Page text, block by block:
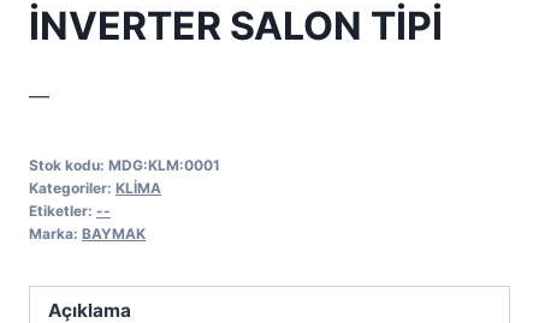
İNVERTER SALON TİPİ
—
Stok kodu: MDG:KLM:0001
Kategoriler: KLİMA
Etiketler: --
Marka: BAYMAK
Açıklama